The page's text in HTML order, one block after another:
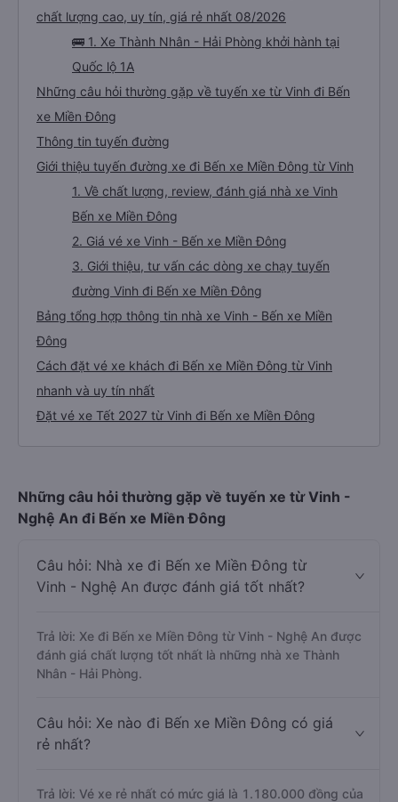
chất lượng cao, uy tín, giá rẻ nhất 08/2026
🚌 1. Xe Thành Nhân - Hải Phòng khởi hành tại
Quốc lộ 1A
Những câu hỏi thường gặp về tuyến xe từ Vinh đi Bến
xe Miền Đông
Thông tin tuyến đường
Giới thiệu tuyến đường xe đi Bến xe Miền Đông từ Vinh
1. Về chất lượng, review, đánh giá nhà xe Vinh
Bến xe Miền Đông
2. Giá vé xe Vinh - Bến xe Miền Đông
3. Giới thiệu, tư vấn các dòng xe chạy tuyến
đường Vinh đi Bến xe Miền Đông
Bảng tổng hợp thông tin nhà xe Vinh - Bến xe Miền
Đông
Cách đặt vé xe khách đi Bến xe Miền Đông từ Vinh
nhanh và uy tín nhất
Đặt vé xe Tết 2027 từ Vinh đi Bến xe Miền Đông
Những câu hỏi thường gặp về tuyến xe từ Vinh -
Nghệ An đi Bến xe Miền Đông
Câu hỏi: Nhà xe đi Bến xe Miền Đông từ
Vinh - Nghệ An được đánh giá tốt nhất?
Trả lời: Xe đi Bến xe Miền Đông từ Vinh - Nghệ An được
đánh giá chất lượng tốt nhất là những nhà xe Thành
Nhân - Hải Phòng.
Câu hỏi: Xe nào đi Bến xe Miền Đông có giá
rẻ nhất?
Trả lời: Vé xe rẻ nhất có mức giá là 1.180.000 đồng của